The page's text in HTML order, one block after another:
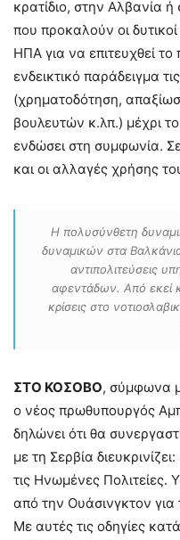
κρατίδιο, στην Αλβανία
που προκαλούν οι
ΗΠΑ για να επιτευχθεί
ενδεικτικό παράδειγμα
(χρηματοδότηση,
βουλευτών κ.λπ.) μέχρι
ενδώσει στη συμφωνία.
και οι αλλαγές χρήσης
Η πολυσύνθετη
δυναμικών στα Βαλκάνια
αντιπολιτεύσεις
αφεντάδων. Από εκεί
κρίσεις στο
ΣΤΟ ΚΟΣΟΒΟ, σύμφωνα
ο νέος πρωθυπουργός
δηλώνει ότι θα
με τη Σερβία
τις Ηνωμένες Πολιτείες.
από την Ουάσινγκτον
Με αυτές τις οδηγίες